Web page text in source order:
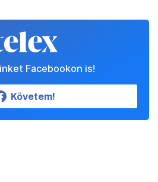
Facebookon is!
Követem!